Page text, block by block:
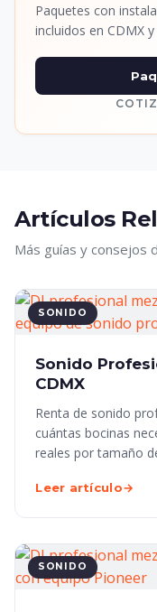
Paquetes con
incluidos en CDMX
Artículos
Más guías y consejos
SONIDO
Sonido
CDMX
Renta de sonido
cuántas bocinas
reales por tamaño
Leer artículo→
SONIDO